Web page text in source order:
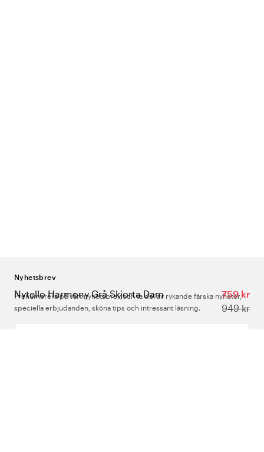
Nytello Harmony Grå Skjorta Dam
759 kr
949 kr
Nyhetsbrev
Prenumerera på vårt nyhetsbrev och ta del av rykande färska nyheter,
speciella erbjudanden, sköna tips och intressant läsning.
Ange din e-postadress